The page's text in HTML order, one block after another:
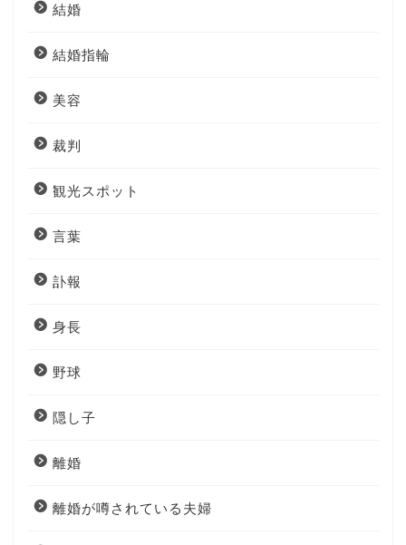
結婚
結婚指輪
美容
裁判
観光スポット
言葉
訃報
身長
野球
隠し子
離婚
離婚が噂されている夫婦